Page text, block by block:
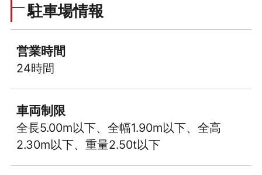
駐車場情報
営業時間
24時間
車両制限
全長5.00m以下、全幅1.90m以下、全高
2.30m以下、重量2.50t以下